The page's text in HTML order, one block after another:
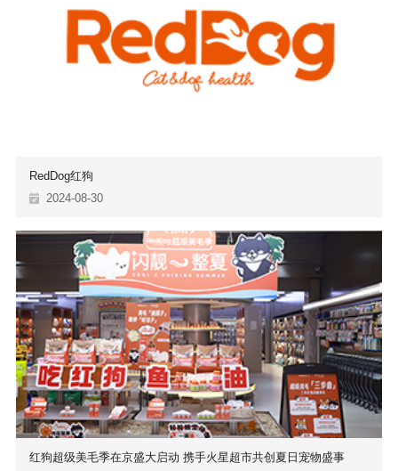
RedDog红狗
2024-08-30
红狗超级美毛季在京盛大启动 携手火星超市共创夏日宠物盛事